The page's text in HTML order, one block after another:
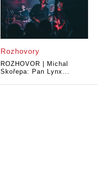
Rozhovory
ROZHOVOR | Michal
Skořepa: Pan Lynx...